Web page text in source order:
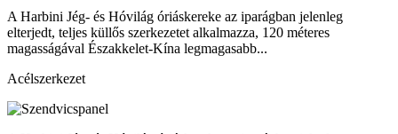
A Harbini Jég- és Hóvilág óriáskereke az iparágban jelenleg
elterjedt, teljes küllős szerkezetet alkalmazza, 120 méteres
magasságával Északkelet-Kína legmagasabb...
Acélszerkezet